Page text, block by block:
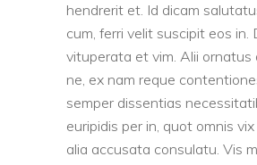
hendrerit et. Id dicam
cum, ferri velit suscipit eos in.
vituperata et vim. Alii ornatus
ne, ex nam reque
semper dissentias
euripidis per in, quot omnis
alia accusata consulatu. Vis